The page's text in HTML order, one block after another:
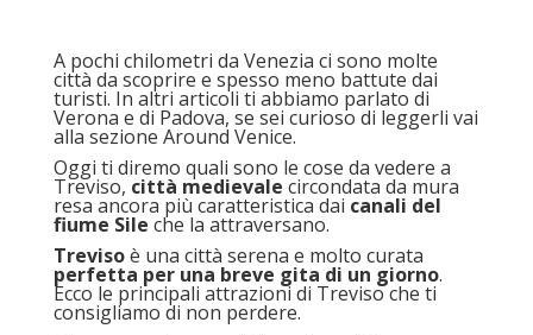
A pochi chilometri da Venezia ci sono molte
città da scoprire e spesso meno battute dai
turisti. In altri articoli ti abbiamo parlato di
Verona e di Padova, se sei curioso di leggerli vai
alla sezione Around Venice.
Oggi ti diremo quali sono le cose da vedere a
Treviso, città medievale circondata da mura
resa ancora più caratteristica dai canali del
fiume Sile che la attraversano.
Trevisoè una città serena e molto curata
perfetta per una breve gita di un giorno.
Ecco le principali attrazioni di Treviso che ti
consigliamo di non perdere.